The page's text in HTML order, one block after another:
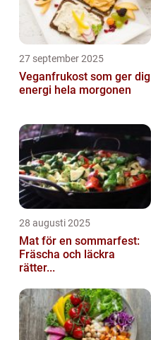
27 september 2025
Veganfrukost som ger dig
energi hela morgonen
28 augusti 2025
Mat för en sommarfest:
Fräscha och läckra
rätter...